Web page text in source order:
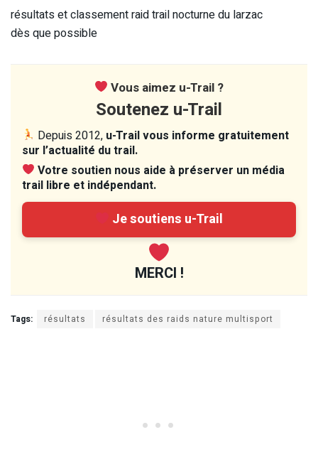
résultats et classement raid trail nocturne du larzac
dès que possible
Vous aimez u-Trail ?
Soutenez u-Trail
Depuis 2012, u-Trail vous informe gratuitement
sur l’actualité du trail.
Votre soutien nous aide à préserver un média
trail libre et indépendant.
Je soutiens u-Trail
MERCI !
Tags: résultats résultats des raids nature multisport